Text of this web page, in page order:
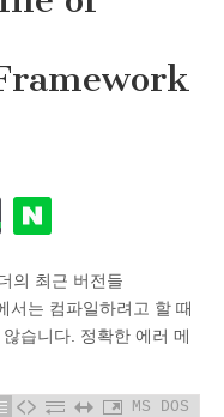
의 최근 버전들
서는 컴파일하려고 할 때
습니다. 정확한 에러 메
MS DOS